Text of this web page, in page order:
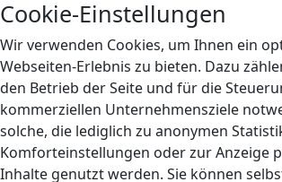
Cookie-Einstellungen
Wir verwenden Cookies, um Ihnen ein
Webseiten-Erlebnis zu bieten. Dazu
den Betrieb der Seite und für die
kommerziellen Unternehmensziele
solche, die lediglich zu anonymen
Komforteinstellungen oder zur Anzeige
Inhalte genutzt werden. Sie können